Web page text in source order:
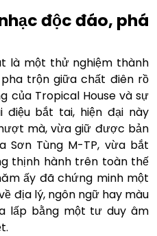
độc đáo, phá
là một thử nghiệm thành
trộn giữa chất điên rồ
của Tropical House và sự
điệu bắt tai, hiện đại này
mà, vừa giữ được bản
Sơn Tùng M-TP, vừa bắt
thịnh hành trên toàn thế
ấy đã chứng minh một
địa lý, ngôn ngữ hay màu
lấp bằng một tư duy âm